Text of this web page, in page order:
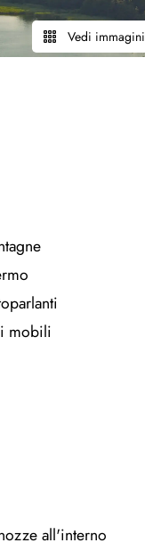
Vedi immagini
mobili
all'interno